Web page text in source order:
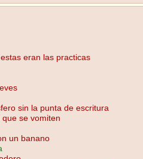
eran las practicas
sin la punta de escritura
se vomiten
un banano